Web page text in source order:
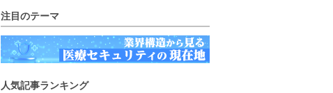
注目のテーマ
人気記事ランキング